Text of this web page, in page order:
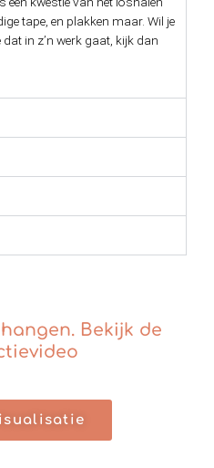
tape, en plakken maar. Wil je
dat in z’n werk gaat, kijk dan
Bekijk de